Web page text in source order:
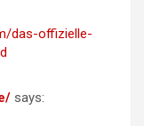
das-offizielle-
says: